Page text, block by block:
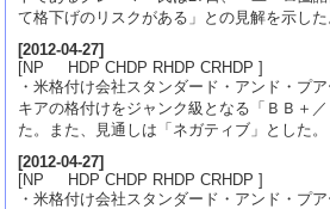
て格下げのリスクがある」との見解を示した
[2012-04-27]
[NP HDP CHDP RHDP CRHDP ]
・米格付け会社スタンダード・アンド・プ
キアの格付けをジャンク級となる「ＢＢ＋
た。また、見通しは「ネガティブ」とした。
[2012-04-27]
[NP HDP CHDP RHDP CRHDP ]
・米格付け会社スタンダード・アンド・プ